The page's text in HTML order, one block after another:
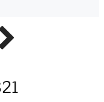
zdjęcie